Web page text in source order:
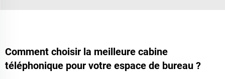
Comment choisir la meilleure cabine
téléphonique pour votre espace de bureau ?